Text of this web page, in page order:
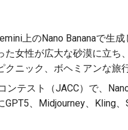
上のNano Bananaで生
た女性が広大な砂漠に立
ニック、ボヘミアンな旅
ンテスト（JACC）で、
GPT5、Midjourney、Kling